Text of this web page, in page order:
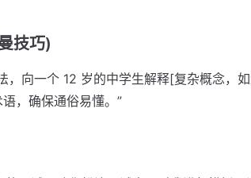
技巧)
，向一个 12 岁的中学生解释[复杂概念，
，确保通俗易懂。”